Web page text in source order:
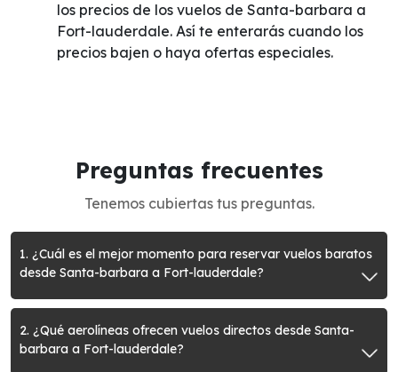
los precios de los vuelos de Santa-barbara a
Fort-lauderdale. Así te enterarás cuando los
precios bajen o haya ofertas especiales.
Preguntas frecuentes
Tenemos cubiertas tus preguntas.
1. ¿Cuál es el mejor momento para reservar vuelos baratos
desde Santa-barbara a Fort-lauderdale?
2. ¿Qué aerolíneas ofrecen vuelos directos desde Santa-
barbara a Fort-lauderdale?